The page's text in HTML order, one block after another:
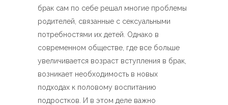
брак сам по себе решал многие проблемы
родителей, связанные с сексуальными
потребностями их детей. Однако в
современном обществе, где все больше
увеличивается возраст вступления в брак,
возникает необходимость в новых
подходах к половому воспитанию
подростков. И в этом деле важно